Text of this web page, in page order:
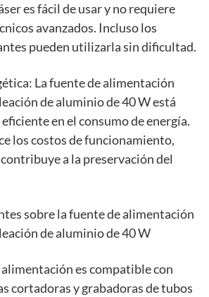
es fácil de usar y no requiere
avanzados. Incluso los
pueden utilizarla sin dificultad.
La fuente de alimentación
de aluminio de 40 W está
en el consumo de energía.
los costos de funcionamiento,
a la preservación del
sobre la fuente de alimentación
de aluminio de 40 W
alimentación es compatible con
cortadoras y grabadoras de tubos